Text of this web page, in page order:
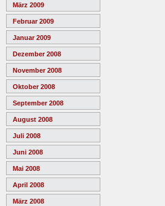
März 2009
Februar 2009
Januar 2009
Dezember 2008
November 2008
Oktober 2008
September 2008
August 2008
Juli 2008
Juni 2008
Mai 2008
April 2008
März 2008